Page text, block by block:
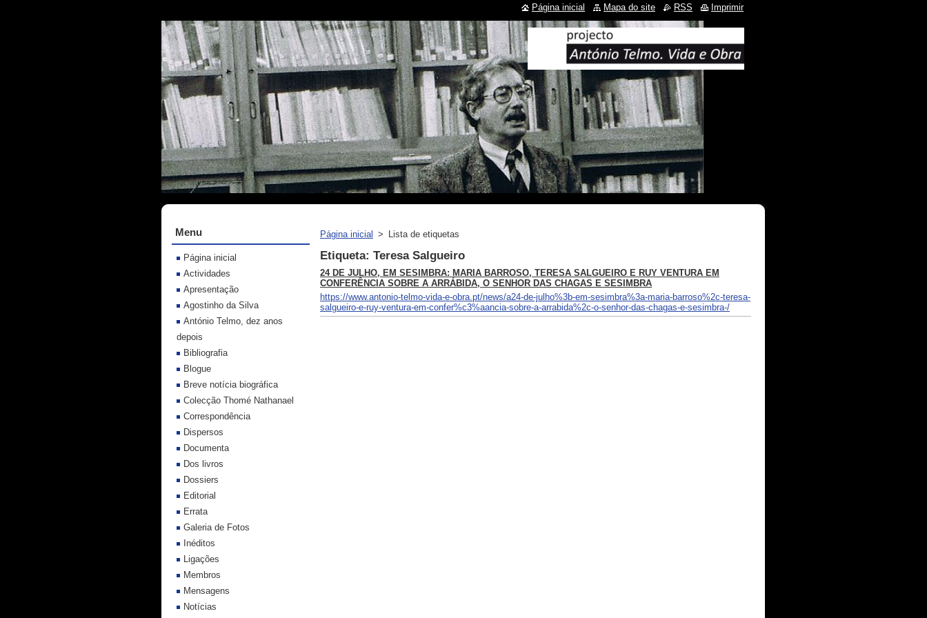
Página inicial > Lista de etiquetas
Etiqueta: Teresa Salgueiro
24 DE JULHO, EM SESIMBRA: MARIA BARROSO, TERESA SALGUEIRO E RUY VENTURA EM
CONFERÊNCIA SOBRE A ARRÁBIDA, O SENHOR DAS CHAGAS E SESIMBRA
https://www.antonio-telmo-vida-e-obra.pt/news/a24-de-julho%3b-em-sesimbra%3a-maria-barroso%2c-teresa-
salgueiro-e-ruy-ventura-em-confer%c3%aancia-sobre-a-arrabida%2c-o-senhor-das-chagas-e-sesimbra-/
Menu
Página inicial
Actividades
Apresentação
Agostinho da Silva
António Telmo, dez anos
depois
Bibliografia
Blogue
Breve notícia biográfica
Colecção Thomé Nathanael
Correspondência
Dispersos
Documenta
Dos livros
Dossiers
Editorial
Errata
Galeria de Fotos
Inéditos
Ligações
Membros
Mensagens
Notícias
Página inicial Mapa do site RSS Imprimir